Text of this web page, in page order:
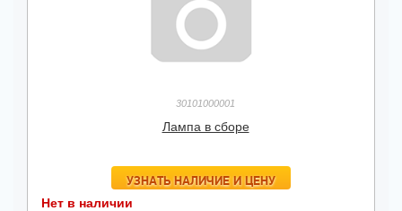
30101000001
Лампа в сборе
УЗНАТЬ НАЛИЧИЕ И ЦЕНУ
Нет в наличии